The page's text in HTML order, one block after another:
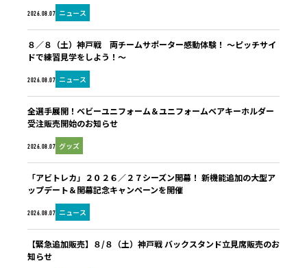
2026.08.07 ニュース
2026.08.07 ニュース
８／８（土）神戸戦 両チームサポーター感動体験！ ～ピッチサイ
ドで練習見学をしよう！～
2026.08.07 グッズ
全選手展開！ベビーユニフォーム＆ユニフォームベアキーホルダー
受注販売開始のお知らせ
2026.08.07 ニュース
「アビトレカ」２０２６／２７シーズン開幕！ 新機能追加の大型ア
ップデート＆開幕記念キャンペーンを開催
【緊急追加販売】８/８（土）神戸戦 バックスタンド立見席販売のお
知らせ